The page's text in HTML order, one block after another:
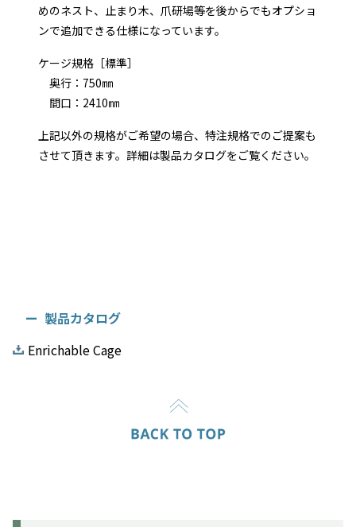
めのネスト、止まり木、爪研場等を後からでもオプショ
ンで追加できる仕様になっています。
ケージ規格［標準］
奥行：750㎜
間口：2410㎜
上記以外の規格がご希望の場合、特注規格でのご提案も
させて頂きます。詳細は製品カタログをご覧ください。
製品カタログ
Enrichable Cage